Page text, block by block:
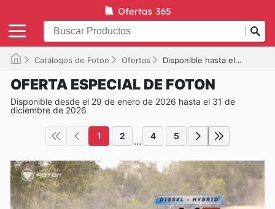
Catálogos de Foton Ofertas Disponible hasta el 31/12/2026
OFERTA ESPECIAL DE FOTON
Disponible desde el 29 de enero de 2026 hasta el 31 de
diciembre de 2026
1 2 ... 4 5